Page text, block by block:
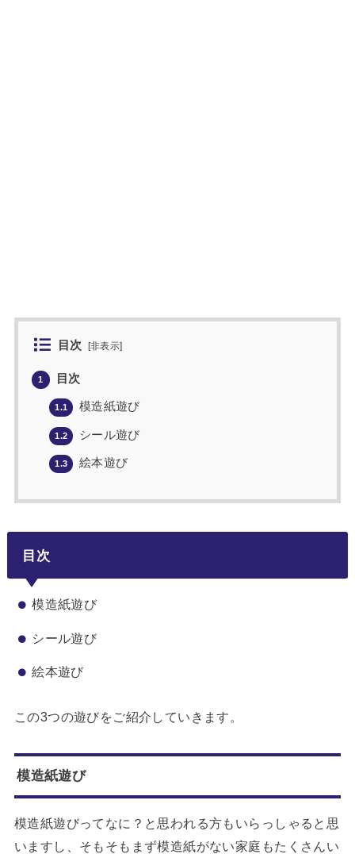
目次 [非表示]
1 目次
1.1 模造紙遊び
1.2 シール遊び
1.3 絵本遊び
目次
模造紙遊び
シール遊び
絵本遊び
この3つの遊びをご紹介していきます。
模造紙遊び
模造紙遊びってなに？と思われる方もいらっしゃると思
いますし、そもそもまず模造紙がない家庭もたくさんい